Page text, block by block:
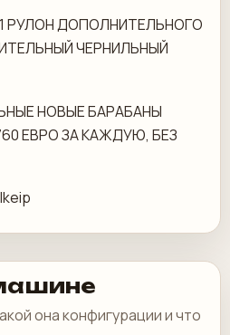
РУЛОН ДОПОЛНИТЕЛЬНОГО
ЧЕРНИЛЬНЫЙ
НОВЫЕ БАРАБАНЫ
ЕВРО ЗА КАЖДУЮ, БЕЗ
она конфигурации и что